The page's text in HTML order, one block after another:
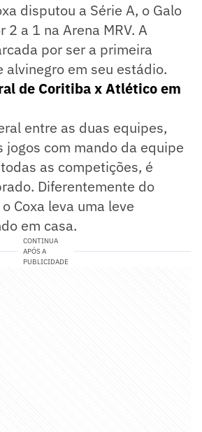
disputou a Série A, o Galo
a 1 na Arena MRV. A
por ser a primeira
alvinegro em seu estádio.
de Coritiba x Atlético em
entre as duas equipes,
jogos com mando da equipe
as competições, é
Diferentemente do
Coxa leva uma leve
em casa.
CONTINUA
APÓS A
PUBLICIDADE